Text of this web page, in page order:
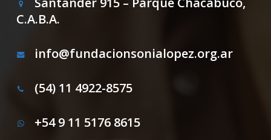
C.A.B.A.
info@fundacionsonialopez.org.ar
(54) 11 4922-8575
+54 9 11 5176 8615